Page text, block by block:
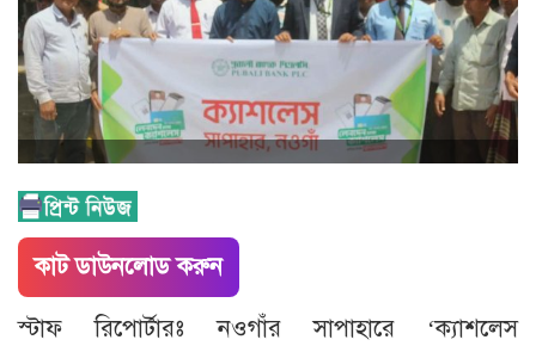
কাট ডাউনলোড করুন
স্টাফ রিপোর্টারঃ নওগাঁর সাপাহারে ‘ক্যাশলেস